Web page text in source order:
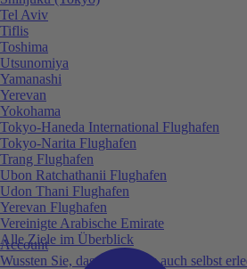
Account
Wussten Sie, dass Sie vieles auch selbst
Tel Aviv
Tiflis
Toshima
Utsunomiya
Yamanashi
Yerevan
Yokohama
Tokyo-Haneda International Flughafen
Tokyo-Narita Flughafen
Trang Flughafen
Ubon Ratchathanii Flughafen
Udon Thani Flughafen
Yerevan Flughafen
Vereinigte Arabische Emirate
Alle Ziele im Überblick